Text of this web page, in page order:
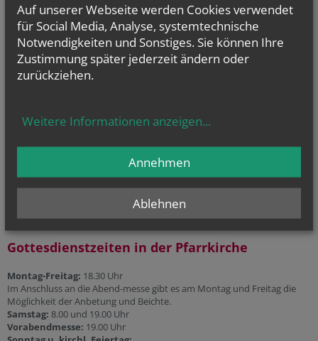
gottesdienst.at
Stundenbuch Online
(tägliche liturgische Texte)
Liturgischer Kalender
Gesprächsinsel
Priesternotrufnummer:
Gottesdienstzeiten in der Pfarrkirche
Montag-Freitag: 18.30 Uhr
Im Anschluss an die Abend-messe gibt es am Montag und Freitag die
Möglichkeit der Anbetung und Beichte.
Samstag: 8.00 und 19.00 Uhr
Vorabendmesse: 19.00 Uhr
Auf unserer Webseite werden Cookies verwendet
für Social Media, Analyse, systemtechnische
Notwendigkeiten und Sonstiges. Sie können Ihre
Zustimmung später jederzeit ändern oder
zurückziehen.
Weitere Informationen anzeigen...
Ablehnen
Annehmen